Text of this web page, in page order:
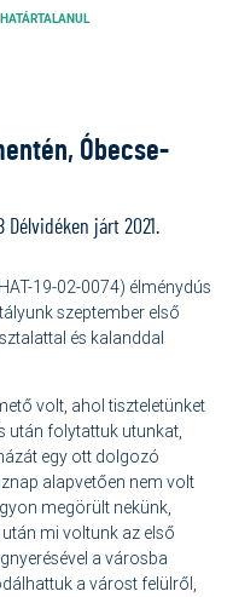
HATÁRTALANUL
Óbecse-
Délvidéken járt 2021.
HAT-19-02-0074) élménydús
szeptember első
és kalanddal
volt, ahol tiszteletünket
után folytattuk utunkat,
egy ott dolgozó
alapvetően nem volt
megörült nekünk,
mi voltunk az első
a városba
a várost felülről,